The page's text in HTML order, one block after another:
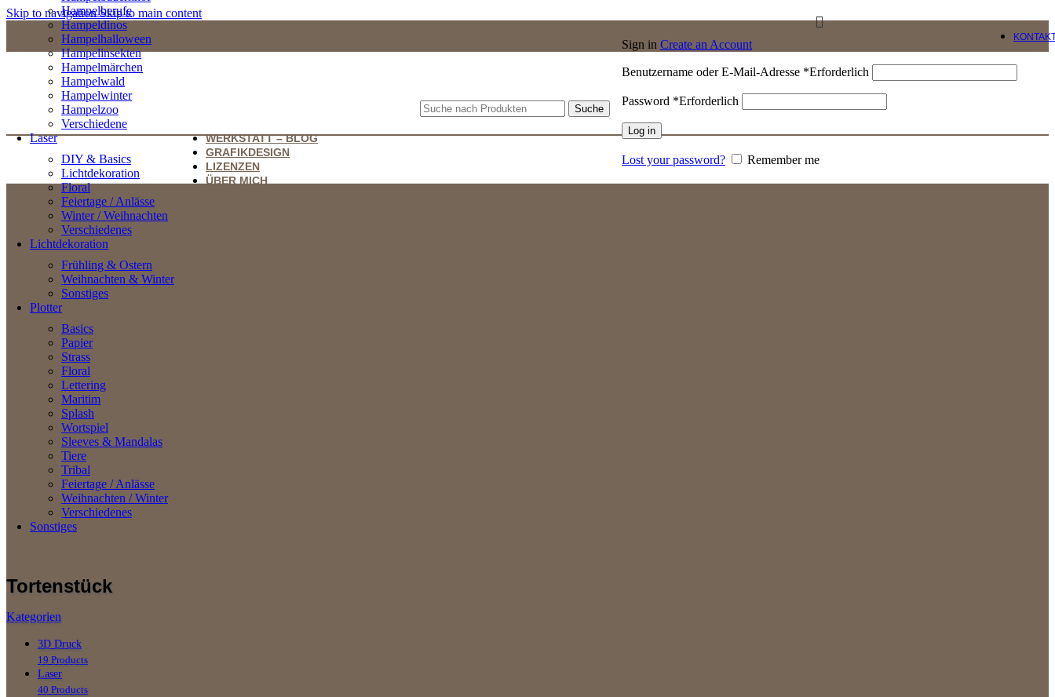
Skip to navigationSkip to main content
Suche
Sign in Create an Account
Benutzername oder E-Mail-Adresse *Erforderlich
Password *Erforderlich
Log in
Lost your password? Remember me
Hampelberufe
Hampeldinos
Hampelhalloween
Hampelinsekten
Hampelmärchen
Hampelwald
Hampelwinter
Hampelzoo
Verschiedene
Laser
DIY & Basics
Lichtdekoration
Floral
Feiertage / Anlässe
Winter / Weihnachten
Verschiedenes
Lichtdekoration
Frühling & Ostern
Weihnachten & Winter
Sonstiges
Plotter
Basics
Papier
Strass
Floral
Lettering
Maritim
Splash
Wortspiel
Sleeves & Mandalas
Tiere
Tribal
Feiertage / Anlässe
Weihnachten / Winter
Verschiedenes
Sonstiges
WERKSTATT – BLOG
GRAFIKDESIGN
LIZENZEN
ÜBER MICH
Tortenstück
Kategorien
3D Druck
19 Products
Laser
40 Products